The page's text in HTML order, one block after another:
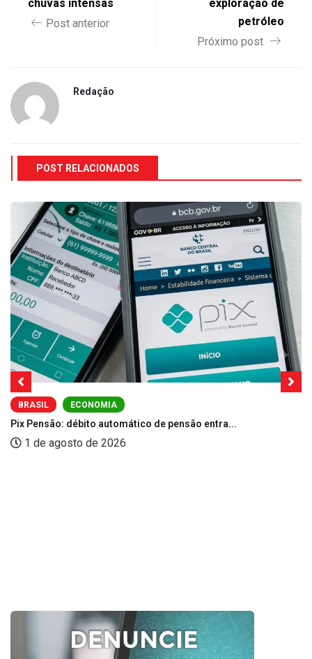
chuvas intensas
Post anterior
exploração de
petróleo
Próximo post
Redação
POST RELACIONADOS
BRASIL ECONOMIA
Pix Pensão: débito automático de pensão entra...
1 de agosto de 2026